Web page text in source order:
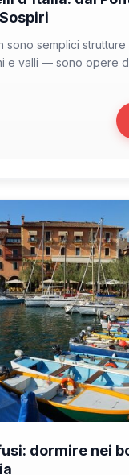
sono semplici
e valli — sono opere
dormire nei